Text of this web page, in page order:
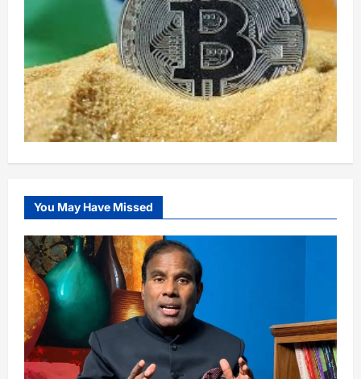
You May Have Missed